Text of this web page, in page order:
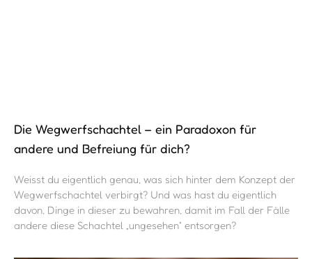
Die Wegwerfschachtel – ein Paradoxon für
andere und Befreiung für dich?
Weisst du eigentlich genau, was sich hinter dem Konzept der
Wegwerfschachtel verbirgt? Und was hast du eigentlich
davon, Dinge in dieser zu bewahren, damit im Fall der Fälle
andere diese Schachtel „ungesehen“ entsorgen?